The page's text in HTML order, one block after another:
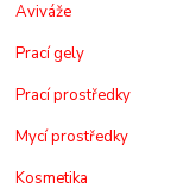
Aviváže
Prací gely
Prací prostředky
Mycí prostředky
Kosmetika